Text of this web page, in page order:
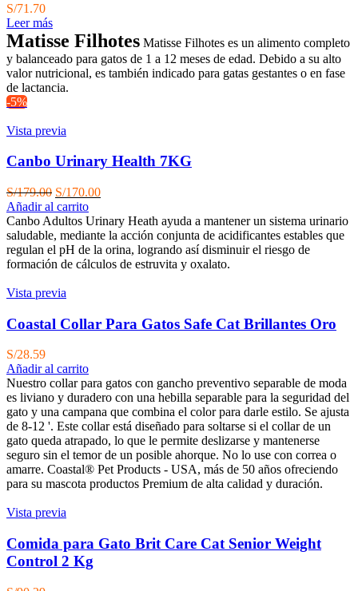
S/71.70
Leer más
Matisse Filhotes Matisse Filhotes es un alimento completo
y balanceado para gatos de 1 a 12 meses de edad. Debido a su alto
valor nutricional, es también indicado para gatas gestantes o en fase
de lactancia.
-5%
Vista previa
Canbo Urinary Health 7KG
S/179.00 El
precio
original
era:
S/179.00.
S/170.00El
actual
es:
S/170.00.
Añadir al carrito
Canbo Adultos Urinary Heath ayuda a mantener un sistema urinario
saludable, mediante la acción conjunta de acidificantes estables que
regulan el pH de la orina, logrando así disminuir el riesgo de
formación de cálculos de estruvita y oxalato.
Vista previa
Coastal Collar Para Gatos Safe Cat Brillantes Oro
S/28.59
Añadir al carrito
Nuestro collar para gatos con gancho preventivo separable de moda
es liviano y duradero con una hebilla separable para la seguridad del
gato y una campana que combina el color para darle estilo. Se ajusta
de 8-12 '. Este collar está diseñado para soltarse si el collar de un
gato queda atrapado, lo que le permite deslizarse y mantenerse
seguro sin el temor de un posible ahorque. No lo use con correa o
amarre. Coastal® Pet Products - USA, más de 50 años ofreciendo
para su mascota productos Premium de alta calidad y duración.
Vista previa
Comida para Gato Brit Care Cat Senior Weight
Control 2 Kg